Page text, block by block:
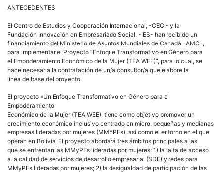
ANTECEDENTES
El Centro de Estudios y Cooperación Internacional, -CECI- y la
Fundación Innovación en Empresariado Social, -IES- han recibido un
financiamiento del Ministerio de Asuntos Mundiales de Canadá -AMC-,
para implementar el Proyecto “Enfoque Transformativo en Género para
el Empoderamiento Económico de la Mujer (TEA WEE)”, para lo cual, se
hace necesaria la contratación de un/a consultor/a que elabore la
línea de base del proyecto.
El proyecto «Un Enfoque Transformativo en Género para el
Empoderamiento
Económico de la Mujer (TEA WEE), tiene como objetivo promover un
crecimiento económico inclusivo centrado en micro, pequeñas y medianas
empresas lideradas por mujeres (MMYPEs), así como el entorno en el que
operan en Bolivia. El proyecto abordará tres ámbitos principales a las
que se enfrentan las MMyPEs lideradas por mujeres: 1) la falta de acceso
a la calidad de servicios de desarrollo empresarial (SDE) y redes para
MMyPEs lideradas por mujeres; 2) la desigualdad de participación de las